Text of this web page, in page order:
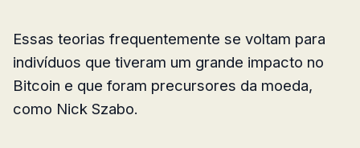
Essas teorias frequentemente se voltam para
indivíduos que tiveram um grande impacto no
Bitcoin e que foram precursores da moeda,
como Nick Szabo.